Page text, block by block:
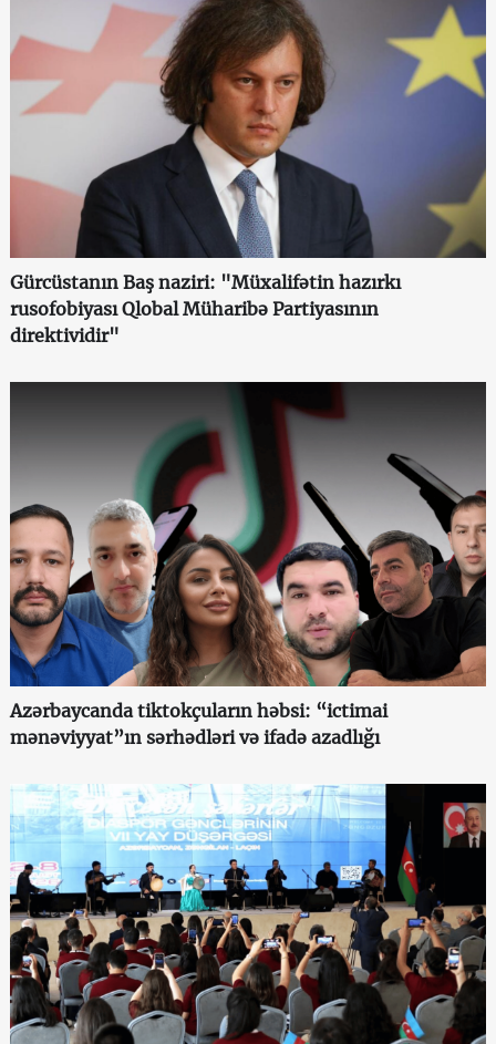
Gürcüstanın Baş naziri: "Müxalifətin hazırkı
rusofobiyası Qlobal Müharibə Partiyasının
direktividir"
Azərbaycanda tiktokçuların həbsi: “ictimai
mənəviyyat”ın sərhədləri və ifadə azadlığı